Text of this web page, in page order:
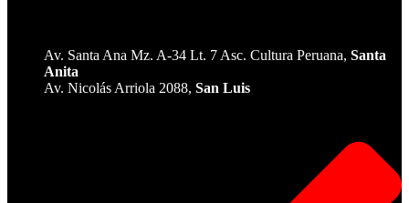
Av. Santa Ana Mz. A-34 Lt. 7 Asc. Cultura Peruana, Santa
Anita
Av. Nicolás Arriola 2088, San Luis